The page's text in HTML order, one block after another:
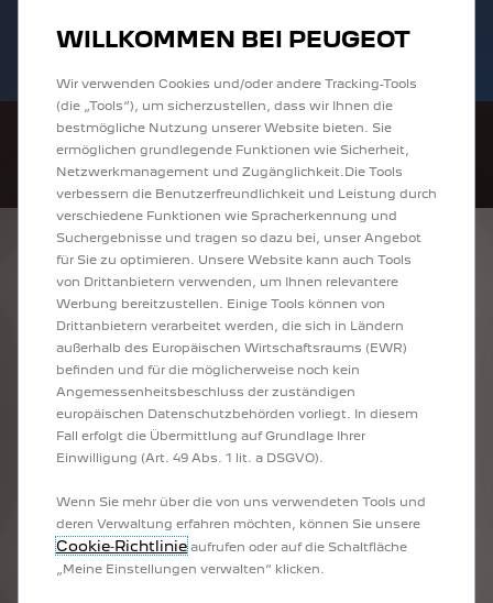
E-Autos und Plug-In-Hybride. Mehr
erfahren >>
2008 zu attraktiven Leasingraten
entdecken!
ENTDECKEN SIE
ALLE ANGEBOTE IN
WOLFENBÜTTEL
WILLKOMMEN BEI PEUGEOT
Wir verwenden Cookies und/oder andere Tracking-Tools
(die „Tools“), um sicherzustellen, dass wir Ihnen die
bestmögliche Nutzung unserer Website bieten. Sie
ermöglichen grundlegende Funktionen wie Sicherheit,
Netzwerkmanagement und Zugänglichkeit.Die Tools
verbessern die Benutzerfreundlichkeit und Leistung durch
verschiedene Funktionen wie Spracherkennung und
Suchergebnisse und tragen so dazu bei, unser Angebot
für Sie zu optimieren. Unsere Website kann auch Tools
von Drittanbietern verwenden, um Ihnen relevantere
Werbung bereitzustellen. Einige Tools können von
Drittanbietern verarbeitet werden, die sich in Ländern
außerhalb des Europäischen Wirtschaftsraums (EWR)
befinden und für die möglicherweise noch kein
Angemessenheitsbeschluss der zuständigen
europäischen Datenschutzbehörden vorliegt. In diesem
Fall erfolgt die Übermittlung auf Grundlage Ihrer
Einwilligung (Art. 49 Abs. 1 lit. a DSGVO).
Wenn Sie mehr über die von uns verwendeten Tools und
deren Verwaltung erfahren möchten, können Sie unsere
Cookie‑Richtlinieaufrufen oder auf die Schaltfläche
„Meine Einstellungen verwalten“ klicken.